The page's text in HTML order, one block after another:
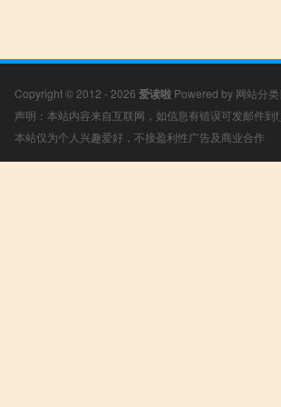
Copyright © 2012 - 2026 爱读啦 Powered by 网站分
声明：本站内容来自互联网，如信息有错误可发邮件
本站仅为个人兴趣爱好，不接盈利性广告及商业合作